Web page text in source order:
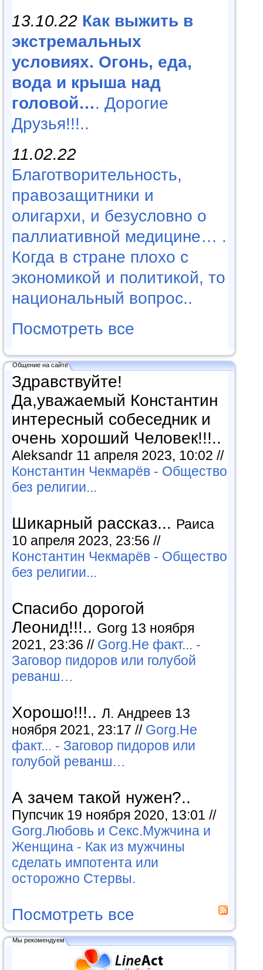
13.10.22 Как выжить в
экстремальных
условиях. Огонь, еда,
вода и крыша над
головой…. Дорогие
Друзья!!!..
11.02.22
Благотворительность,
правозащитники и
олигархи, и безусловно о
паллиативной медицине… .
Когда в стране плохо с
экономикой и политикой, то
национальный вопрос..
Посмотреть все
Общение на сайте
Здравствуйте!
Да,уважаемый Константин
интересный собеседник и
очень хороший Человек!!!..
Aleksandr 11 апреля 2023, 10:02 //
Константин Чекмарёв - Общество
без религии...
Шикарный рассказ... Раиса
10 апреля 2023, 23:56 //
Константин Чекмарёв - Общество
без религии...
Спасибо дорогой
Леонид!!!.. Gorg 13 ноября
2021, 23:36 // Gorg.Не факт... -
Заговор пидоров или голубой
реванш…
Хорошо!!!.. Л. Андреев 13
ноября 2021, 23:17 // Gorg.Не
факт... - Заговор пидоров или
голубой реванш…
А зачем такой нужен?..
Пупсчик 19 ноября 2020, 13:01 //
Gorg.Любовь и Секс.Мужчина и
Женщина - Как из мужчины
сделать импотента или
осторожно Стервы.
Посмотреть все
Мы рекомендуем